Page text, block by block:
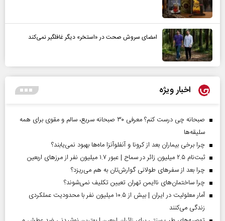
امضای سروش صحت در «استخر» دیگر غافلگیر نمی‌کند
اخبار ویژه
صبحانه چی درست کنم؟ معرفی ۳۰ صبحانه سریع، سالم و مقوی برای همه
سلیقه‌ها
چرا برخی بیماران بعد از کرونا و آنفلوآنزا ماه‌ها بهبود نمی‌یابند؟
ثبت‌نام ۲.۵ میلیون زائر در سماح | عبور ۱.۷ میلیون نفر از مرز‌های اربعین
چرا بعد از سفرهای طولانی گوارش‌تان به هم می‌ریزد؟
چرا ساختمان‌های ناایمن تهران تعیین تکلیف نمی‌شوند؟
آمار معلولیت در ایران | بیش از ۱۰.۵ میلیون نفر با محدودیت عملکردی
زندگی می‌کنند